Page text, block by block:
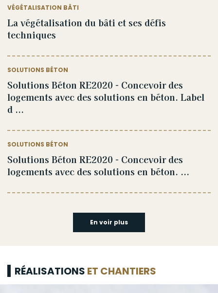
VÉGÉTALISATION BÂTI
La végétalisation du bâti et ses défis
techniques
SOLUTIONS BÉTON
Solutions Béton RE2020 - Concevoir des
logements avec des solutions en béton. Label
d ...
SOLUTIONS BÉTON
Solutions Béton RE2020 - Concevoir des
logements avec des solutions en béton. ...
En voir plus
RÉALISATIONS ET CHANTIERS